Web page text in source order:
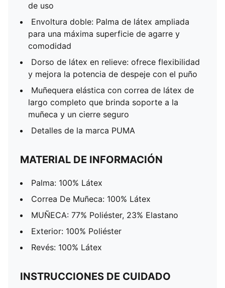
de uso
Envoltura doble: Palma de látex ampliada
para una máxima superficie de agarre y
comodidad
Dorso de látex en relieve: ofrece flexibilidad
y mejora la potencia de despeje con el puño
Muñequera elástica con correa de látex de
largo completo que brinda soporte a la
muñeca y un cierre seguro
Detalles de la marca PUMA
MATERIAL DE INFORMACIÓN
Palma: 100% Látex
Correa De Muñeca: 100% Látex
MUÑECA: 77% Poliéster, 23% Elastano
Exterior: 100% Poliéster
Revés: 100% Látex
INSTRUCCIONES DE CUIDADO